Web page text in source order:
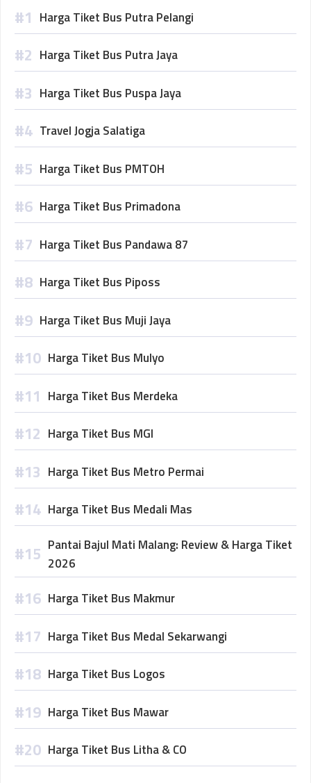
Harga Tiket Bus Putra Pelangi
Harga Tiket Bus Putra Jaya
Harga Tiket Bus Puspa Jaya
Travel Jogja Salatiga
Harga Tiket Bus PMTOH
Harga Tiket Bus Primadona
Harga Tiket Bus Pandawa 87
Harga Tiket Bus Piposs
Harga Tiket Bus Muji Jaya
Harga Tiket Bus Mulyo
Harga Tiket Bus Merdeka
Harga Tiket Bus MGI
Harga Tiket Bus Metro Permai
Harga Tiket Bus Medali Mas
Pantai Bajul Mati Malang: Review & Harga Tiket
2026
Harga Tiket Bus Makmur
Harga Tiket Bus Medal Sekarwangi
Harga Tiket Bus Logos
Harga Tiket Bus Mawar
Harga Tiket Bus Litha & CO